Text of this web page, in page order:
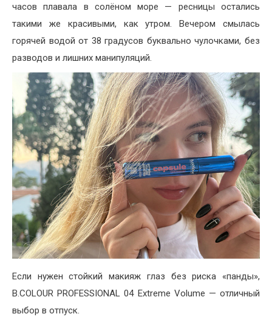
часов плавала в солёном море — ресницы остались
такими же красивыми, как утром. Вечером смылась
горячей водой от 38 градусов буквально чулочками, без
разводов и лишних манипуляций.
Если нужен стойкий макияж глаз без риска «панды»,
B.COLOUR PROFESSIONAL 04 Extreme Volume — отличный
выбор в отпуск.